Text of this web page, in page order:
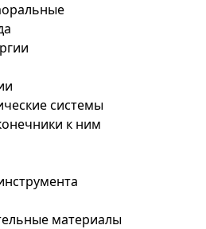
системы
к ним
материалы